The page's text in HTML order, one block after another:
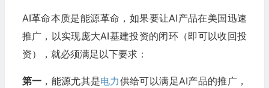
AI革命本质是能源革命，如果要让AI产品在美国迅速
推广，以实现庞大AI基建投资的闭环（即可以收回投
资），就必须满足以下要求：
第一 ，能源尤其是电力供给可以满足AI产品的推广，